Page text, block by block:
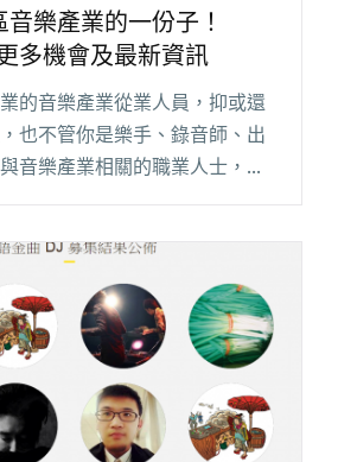
樂產業的一份子！
多機會及最新資訊
的音樂產業從業人員，抑或還
也不管你是樂手、錄音師、出
音樂產業相關的職業人士，你
觸到更多來自不同地方的強
想要獲得所有第一閱讀全文
樂產業的一份子！AAMAS 提供
訊"